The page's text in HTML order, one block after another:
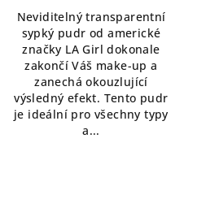
z
5
hvězdiček.
Neviditelný transparentní
sypký pudr od americké
značky LA Girl dokonale
zakončí Váš make-up a
zanechá okouzlující
výsledný efekt. Tento pudr
je ideální pro všechny typy
a...